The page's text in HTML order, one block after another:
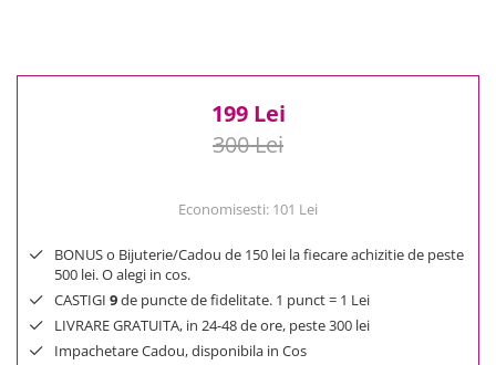
300 Lei - 500 Lei
199 Lei
300 Lei
Economisesti: 101 Lei
BONUS o Bijuterie/Cadou de 150 lei la fiecare achizitie de peste
500 lei. O alegi in cos.
CASTIGI 9de puncte de fidelitate. 1 punct = 1 Lei
LIVRARE GRATUITA, in 24-48 de ore, peste 300 lei
Impachetare Cadou, disponibila in Cos